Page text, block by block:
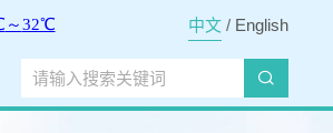
中文/ English